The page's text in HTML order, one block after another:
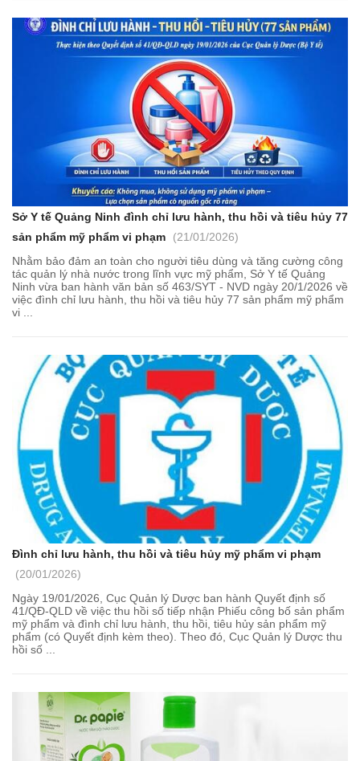
Sở Y tế Quảng Ninh đình chỉ lưu hành, thu hồi và tiêu hủy 77
sản phẩm mỹ phẩm vi phạm
(21/01/2026)
Nhằm bảo đảm an toàn cho người tiêu dùng và tăng cường công
tác quản lý nhà nước trong lĩnh vực mỹ phẩm, Sở Y tế Quảng
Ninh vừa ban hành văn bản số 463/SYT - NVD ngày 20/1/2026 về
việc đình chỉ lưu hành, thu hồi và tiêu hủy 77 sản phẩm mỹ phẩm
vi ...
Đình chỉ lưu hành, thu hồi và tiêu hủy mỹ phẩm vi phạm
(20/01/2026)
Ngày 19/01/2026, Cục Quản lý Dược ban hành Quyết định số
41/QĐ-QLD về việc thu hồi số tiếp nhận Phiếu công bố sản phẩm
mỹ phẩm và đình chỉ lưu hành, thu hồi, tiêu hủy sản phẩm mỹ
phẩm (có Quyết định kèm theo). Theo đó, Cục Quản lý Dược thu
hồi số ...